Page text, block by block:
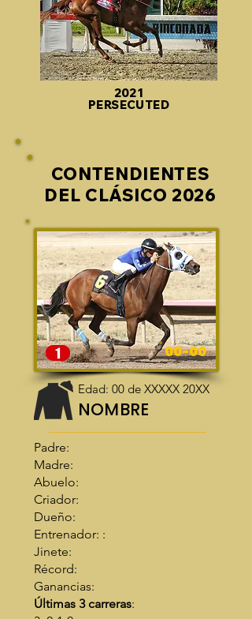
2021
PERSECUTED
CONTENDIENTES
DEL CLÁSICO 2026
00-00
Edad: 00 de XXXXX 20XX
NOMBRE
Padre:
Madre:
Abuelo:
Criador:
Dueño:
Entrenador: :
Jinete:
Récord:
Ganancias:
Últimas 3 carreras: